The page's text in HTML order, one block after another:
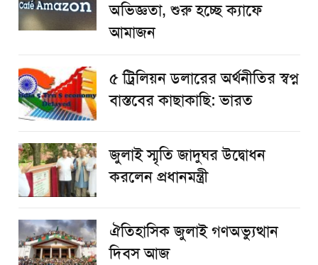
অভিজ্ঞতা, শুরু হচ্ছে ক্যাফে
আমাজন
৫ ট্রিলিয়ন ডলারের অর্থনীতির স্বপ্ন
বাস্তবের কাছাকাছি: ভারত
জুলাই স্মৃতি জাদুঘর উদ্বোধন
করলেন প্রধানমন্ত্রী
ঐতিহাসিক জুলাই গণঅভ্যুত্থান
দিবস আজ